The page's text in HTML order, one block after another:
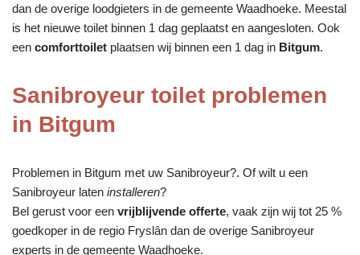
dan de overige loodgieters in de gemeente Waadhoeke. Meestal
is het nieuwe toilet binnen 1 dag geplaatst en aangesloten. Ook
een comforttoilet plaatsen wij binnen een 1 dag in Bitgum.
Sanibroyeur toilet problemen
in Bitgum
Problemen in Bitgum met uw Sanibroyeur?. Of wilt u een
Sanibroyeur laten installeren?
Bel gerust voor een vrijblijvende offerte, vaak zijn wij tot 25 %
goedkoper in de regio Fryslân dan de overige Sanibroyeur
experts in de gemeente Waadhoeke.